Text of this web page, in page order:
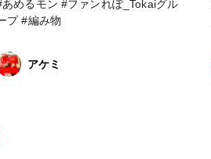
あめるモン #ファンれぽ_Tokaiグル
プ #編み物
アケミ